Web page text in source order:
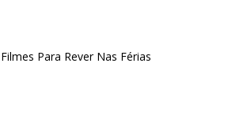
Filmes Para Rever Nas Férias